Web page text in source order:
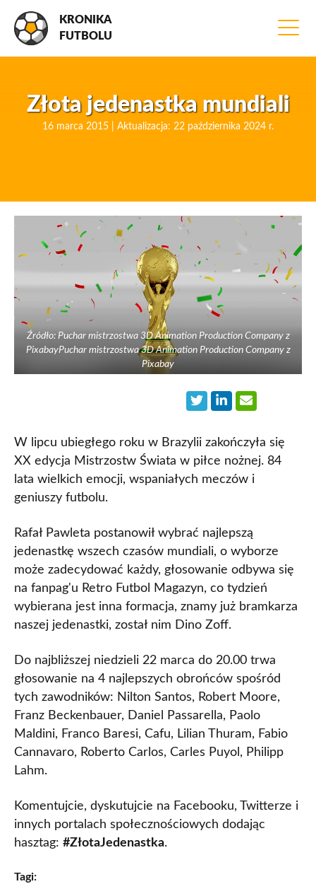
KRONIKA
FUTBOLU
Złota jedenastka mundiali
16 marca 2015 | Aktualizacja: 22 października 2024 r.
Źródło: Puchar mistrzostwa 3D Animation Production Company z
PixabayPuchar mistrzostwa 3D Animation Production Company z
Pixabay
W lipcu ubiegłego roku w Brazylii zakończyła się
XX edycja Mistrzostw Świata w piłce nożnej. 84
lata wielkich emocji, wspaniałych meczów i
geniuszy futbolu.
Rafał Pawleta postanowił wybrać najlepszą
jedenastkę wszech czasów mundiali, o wyborze
może zadecydować każdy, głosowanie odbywa się
na fanpag'u Retro Futbol Magazyn, co tydzień
wybierana jest inna formacja, znamy już bramkarza
naszej jedenastki, został nim Dino Zoff.
Do najbliższej niedzieli 22 marca do 20.00 trwa
głosowanie na 4 najlepszych obrońców spośród
tych zawodników: Nilton Santos, Robert Moore,
Franz Beckenbauer, Daniel Passarella, Paolo
Maldini, Franco Baresi, Cafu, Lilian Thuram, Fabio
Cannavaro, Roberto Carlos, Carles Puyol, Philipp
Lahm.
Komentujcie, dyskutujcie na Facebooku, Twitterze i
innych portalach społecznościowych dodając
hasztag: #ZłotaJedenastka.
Tagi: